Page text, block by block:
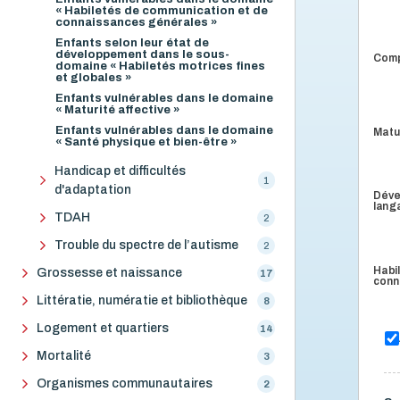
« Habiletés de communication et de
connaissances générales »
Enfants selon leur état de
développement dans le sous-
domaine « Habiletés motrices fines
et globales »
Enfants vulnérables dans le domaine
« Maturité affective »
Enfants vulnérables dans le domaine
« Santé physique et bien-être »
Handicap et difficultés
d'adaptation
1
TDAH 2
Trouble du spectre de l’autisme 2
Grossesse et naissance 17
Littératie, numératie et bibliothèque 8
Logement et quartiers 14
Mortalité 3
Organismes communautaires 2